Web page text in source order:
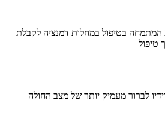
בטיפול במחלות דמנציה לקבלת
טיפול
לברור מעמיק יותר של מצב החולה